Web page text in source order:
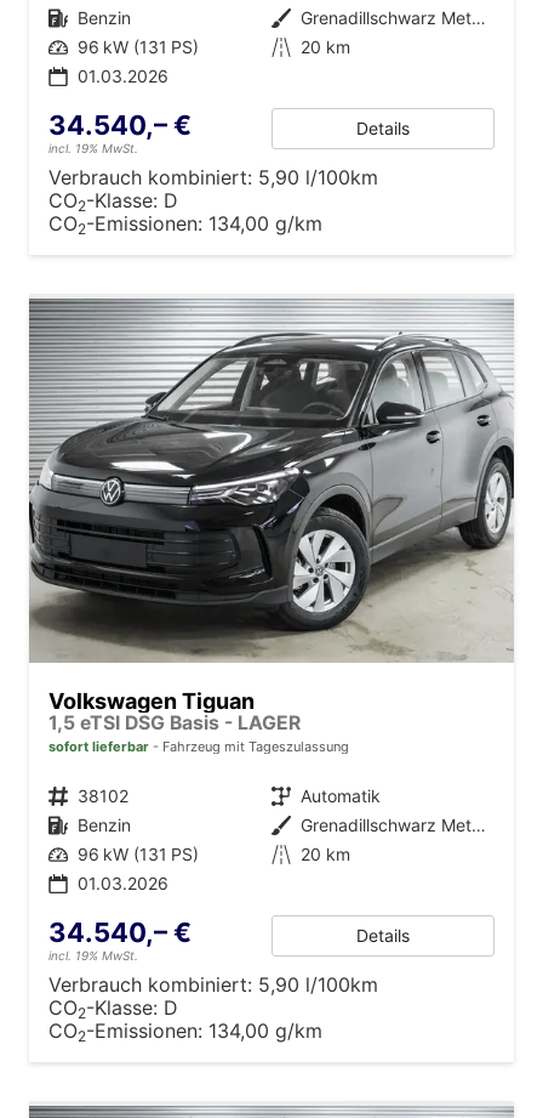
Kraftstoff Benzin Außenfarbe
Grenadillschwarz Metallic (0E)
Leistung 96 kW (131 PS) Kilometerstand 20 km
01.03.2026
34.540,– €
incl. 19% MwSt.
Details
Verbrauch kombiniert: 5,90 l/100km
CO2-Klasse: D
CO2-Emissionen: 134,00 g/km
Volkswagen Tiguan
1,5 eTSI DSG Basis - LAGER
sofort lieferbar Fahrzeug mit Tageszulassung
Fahrzeugnr. 38102 Getriebe Automatik
Kraftstoff Benzin Außenfarbe
Grenadillschwarz Metallic (0E)
Leistung 96 kW (131 PS) Kilometerstand 20 km
01.03.2026
34.540,– €
incl. 19% MwSt.
Details
Verbrauch kombiniert: 5,90 l/100km
CO2-Klasse: D
CO2-Emissionen: 134,00 g/km